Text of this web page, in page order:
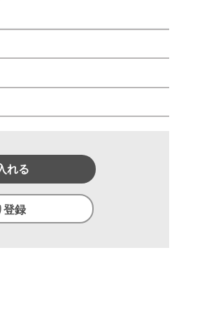
れる
登録